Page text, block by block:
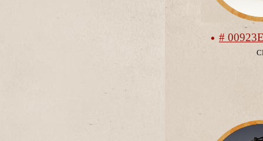
#